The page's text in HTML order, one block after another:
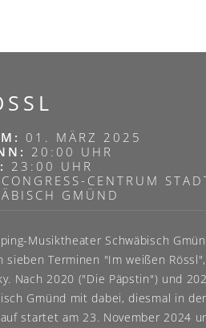
01. MÄRZ 2025
20:00 UHR
23:00 UHR
CONGRESS-CENTRUM
GMÜND
Musiktheater Schwäbisch
sieben Terminen "Im weißen
Nach 2020 ("Die Päpstin") und
Gmünd mit dabei, diesmal in
startet am 23. November 2024